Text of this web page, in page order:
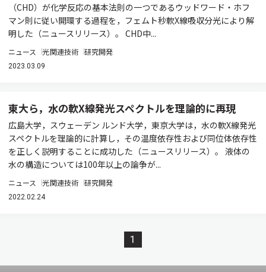
（CHD）が化学反応の基本法則の一つであるウッドワード・ホフ
マン則に従い開環する過程を，フェムト秒軟X線吸収分光により解
明した（ニュースリリース）。 CHD中...
ニュース 光関連技術 研究開発
2023.03.09
東大ら，水の軟X線発光スペクトルを理論的に再現
広島大学，スウェーデン ルンド大学，東京大学は，水の軟X線発光
スペクトルを理論的に計算し，その温度依存性および同位体依存性
を正しく説明することに成功した（ニュースリリース）。 液体の
水の構造については100年以上の論争が...
ニュース 光関連技術 研究開発
2022.02.24
1